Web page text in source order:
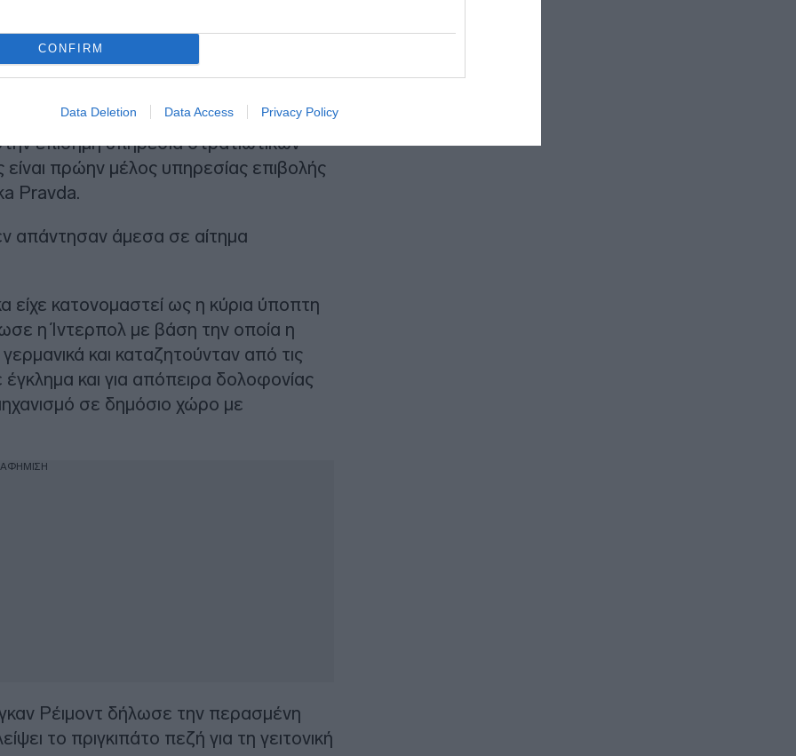
CONFIRM
Data Deletion Data Access Privacy Policy
επίσημη υπηρεσία στρατιωτικών
πρώην μέλος υπηρεσίας επιβολής
Pravda.
απάντησαν άμεσα σε αίτημα
κατονομαστεί ως η κύρια ύποπτη
η Ίντερπολ με βάση την οποία η
και καταζητούνταν από τις
και για απόπειρα δολοφονίας
σε δημόσιο χώρο με
Ρέιμοντ δήλωσε την περασμένη
το πριγκιπάτο πεζή για τη γειτονική